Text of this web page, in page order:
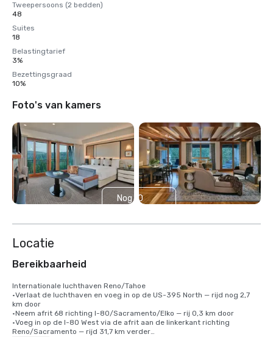
Tweepersoons (2 bedden)
48
Suites
18
Belastingtarief
3%
Bezettingsgraad
10%
Foto's van kamers
Nog 10
Locatie
Bereikbaarheid
Internationale luchthaven Reno/Tahoe
•Verlaat de luchthaven en voeg in op de US-395 North — rijd nog 2,7
km door
•Neem afrit 68 richting I-80/Sacramento/Elko — rij 0,3 km door
•Voeg in op de I-80 West via de afrit aan de linkerkant richting
Reno/Sacramento — rijd 31,7 km verder